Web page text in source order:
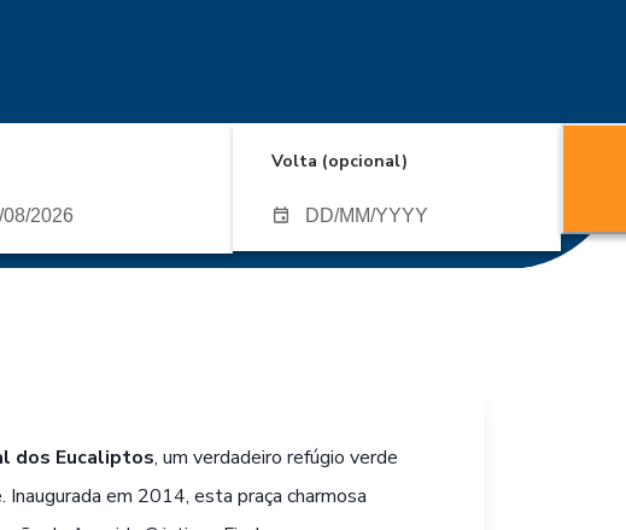
Volta (opcional)
dos Eucaliptos, um verdadeiro refúgio verde
em 2014, esta praça charmosa